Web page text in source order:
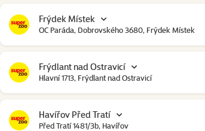
Frýdek Místek
OC Paráda, Dobrovského 3680, Frýdek Místek
Frýdlant nad Ostravicí
Hlavní 1713, Frýdlant nad Ostravicí
Havířov Před Tratí
Před Tratí 1481/3b, Havířov